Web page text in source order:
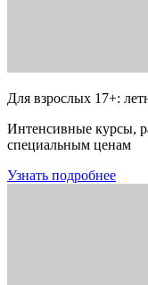
Для взрослых 17+:
Интенсивные курсы,
специальным ценам
Узнать подробнее